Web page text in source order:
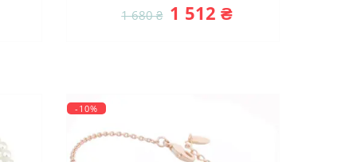
1 680 ₴ 1 512 ₴
-10%